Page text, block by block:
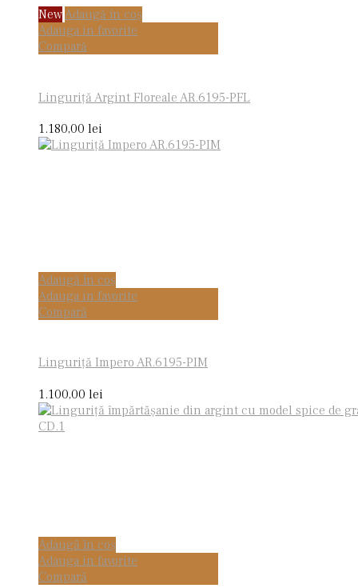
NewAdaugă în coș
Adauga in favorite
Compară
Adaugă în coș
Adauga in favorite
Compară
Linguriţă Argint Floreale AR.6195-PFL
1.180,00 lei
Adaugă în coș
Adauga in favorite
Compară
Linguriţă Impero AR.6195-PIM
1.100,00 lei